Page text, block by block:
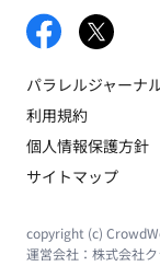
パラレルジャーナ
利用規約
個人情報保護方針
サイトマップ
copyright (c)
運営会社： 株式会社